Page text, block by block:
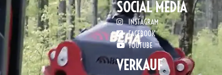
SOCIAL MEDIA
INSTAGRAM
FACEBOOK
YOUTUBE
VERKAUF